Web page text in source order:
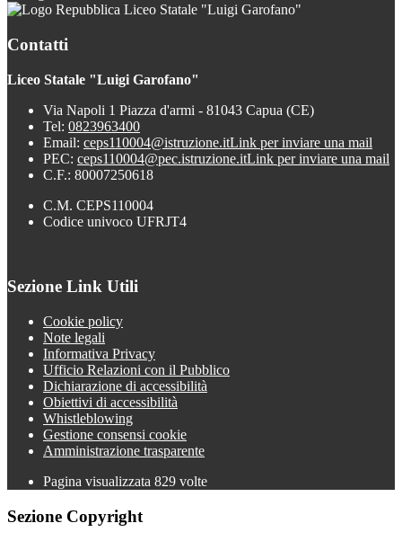
Liceo Statale "Luigi Garofano"
Contatti
Liceo Statale "Luigi Garofano"
Via Napoli 1 Piazza d'armi - 81043 Capua (CE)
Tel: 0823963400
Email: ceps110004@istruzione.itLink per inviare una mail
PEC: ceps110004@pec.istruzione.itLink per inviare una mail
C.F.: 80007250618
C.M. CEPS110004
Codice univoco UFRJT4
Sezione Link Utili
Cookie policy
Note legali
Informativa Privacy
Ufficio Relazioni con il Pubblico
Dichiarazione di accessibilità
Obiettivi di accessibilità
Whistleblowing
Gestione consensi cookie
Amministrazione trasparente
Pagina visualizzata 829 volte
Sezione Copyright